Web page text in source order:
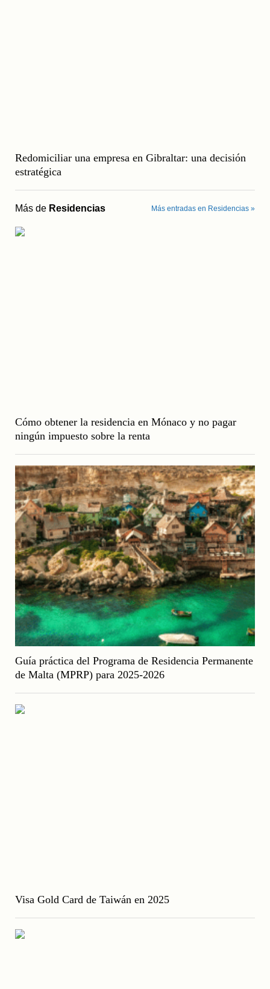
Redomiciliar una empresa en Gibraltar: una decisión
estratégica
Más de Residencias Más entradas en Residencias »
Cómo obtener la residencia en Mónaco y no pagar
ningún impuesto sobre la renta
Guía práctica del Programa de Residencia Permanente
de Malta (MPRP) para 2025-2026
Visa Gold Card de Taiwán en 2025